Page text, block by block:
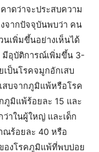
าดว่าจะประสบความ
จากปัจจุบันพบว่า คน
เพิ่มขึ้นอย่างเห็นได้
มีอุบัติการณ์เพิ่มขึ้น 3-
เป็นโรคจมูกอักเสบ
บจากภูมิแพ้หรือโรค
ภูมิแพ้ร้อยละ 15 และ
าในผู้ใหญ่ และเด็ก
ณร้อยละ 40 หรือ
องโรคภูมิแพ้ที่พบบ่อย